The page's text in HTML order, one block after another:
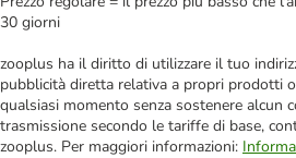
30 giorni
zooplus ha il diritto di utilizzare il tuo
pubblicità diretta relativa a propri prodotti
qualsiasi momento senza sostenere alcun
trasmissione secondo le tariffe di base,
zooplus. Per maggiori informazioni: